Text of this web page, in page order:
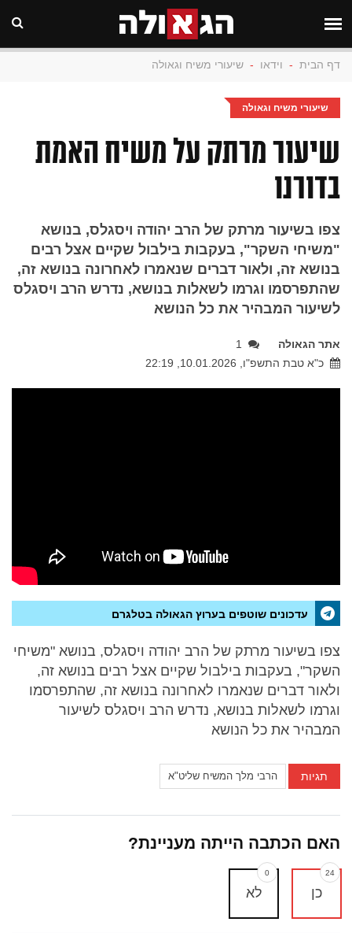
דף הבית - וידאו - שיעורי משיח וגאולה
שיעורי משיח וגאולה
שיעור מרתק על משיח האמת
בדורנו
צפו בשיעור מרתק של הרב יהודה ויסגלס, בנושא
"משיחי השקר", בעקבות בילבול שקיים אצל רבים
בנושא זה, ולאור דברים שנאמרו לאחרונה בנושא זה,
שהתפרסמו וגרמו לשאלות בנושא, נדרש הרב ויסגלס
לשיעור המבהיר את כל הנושא
אתר הגאולה
1
כ"א טבת התשפ"ו, 10.01.2026, 22:19
עדכונים שוטפים בערוץ הגאולה בטלגרם
צפו בשיעור מרתק של הרב יהודה ויסגלס, בנושא "משיחי
השקר", בעקבות בילבול שקיים אצל רבים בנושא זה,
ולאור דברים שנאמרו לאחרונה בנושא זה, שהתפרסמו
וגרמו לשאלות בנושא, נדרש הרב ויסגלס לשיעור
המבהיר את כל הנושא
תגיות הרבי מלך המשיח שליט"א
האם הכתבה הייתה מעניינת?
כן
24
לא
0